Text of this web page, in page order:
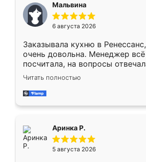
меньше, здесь же он более
Мне нравится ,если что-то
мебели буду заказывать только
Мальвина
6 августа 2026
Заказывала кухню в
очень довольна. Менеджер
посчитала, на вопросы
Замерщик приехал в субботу,
делу со всей
за день, ребята работали
Читать полностью
Аринка Р.
5 августа 2026